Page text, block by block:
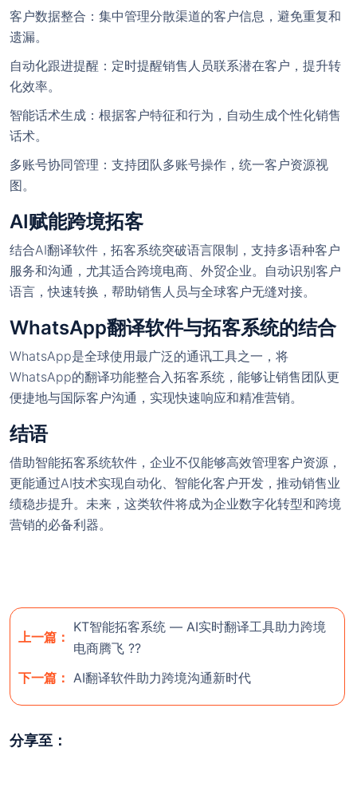
客户数据整合：集中管理分散渠道的客户信息，避免重复和
遗漏。
自动化跟进提醒：定时提醒销售人员联系潜在客户，提升转
化效率。
智能话术生成：根据客户特征和行为，自动生成个性化销售
话术。
多账号协同管理：支持团队多账号操作，统一客户资源视
图。
AI赋能跨境拓客
结合AI翻译软件，拓客系统突破语言限制，支持多语种客户
服务和沟通，尤其适合跨境电商、外贸企业。自动识别客户
语言，快速转换，帮助销售人员与全球客户无缝对接。
WhatsApp翻译软件与拓客系统的结合
WhatsApp是全球使用最广泛的通讯工具之一，将
WhatsApp的翻译功能整合入拓客系统，能够让销售团队更
便捷地与国际客户沟通，实现快速响应和精准营销。
结语
借助智能拓客系统软件，企业不仅能够高效管理客户资源，
更能通过AI技术实现自动化、智能化客户开发，推动销售业
绩稳步提升。未来，这类软件将成为企业数字化转型和跨境
营销的必备利器。
上一篇：
KT智能拓客系统 — AI实时翻译工具助力跨境
电商腾飞 ??
下一篇： AI翻译软件助力跨境沟通新时代
分享至：